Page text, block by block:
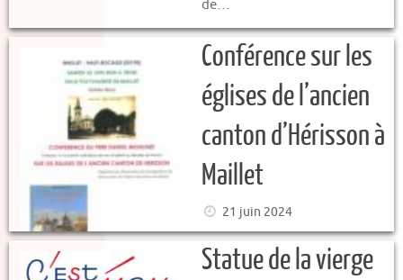
de…
Conférence sur les
églises de l’ancien
canton d’Hérisson à
Maillet
21 juin 2024
Statue de la vierge